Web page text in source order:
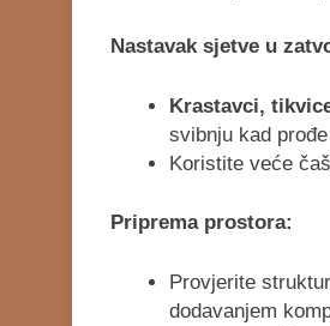
Nastavak sjetve u
Krastavci,
svibnju kad
Koristite veće
Priprema prostora:
Provjerite
dodavanjem